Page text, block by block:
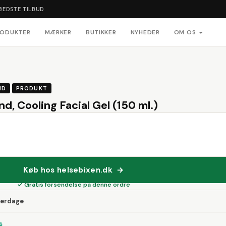
TILBUD
MÆRKER BUTIKKER NYHEDER OM OS
PRODUKT
Cooling Facial Gel (150 ml.)
Køb hos helsebixen.dk →
✓ Gratis forsendelse på denne ordre